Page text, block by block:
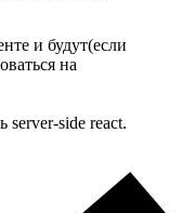
и будут(если
на
server-side react.